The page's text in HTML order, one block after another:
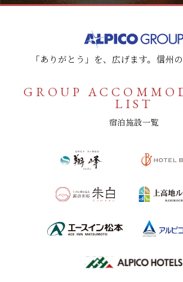
「ありがとう」を、広げます。信州
宿泊施設一覧
GROUP
LIST